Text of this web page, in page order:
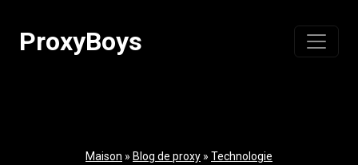
contenuProxyBoys
Maison » Blog de proxy » Technologie